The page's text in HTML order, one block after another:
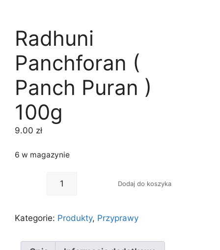
Radhuni
Panchforan (
Panch Puran )
100g
9.00 zł
6 w magazynie
Dodaj do koszyka
Kategorie: Produkty, Przyprawy